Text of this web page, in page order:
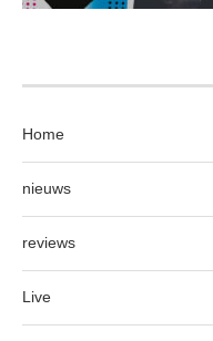
Home
nieuws
reviews
Live